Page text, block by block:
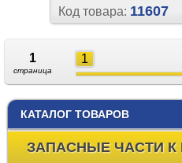
КАТАЛОГ ТОВАРОВ
ЗАПАСНЫЕ ЧАСТИ
Код товара: 11607
1
страница
1